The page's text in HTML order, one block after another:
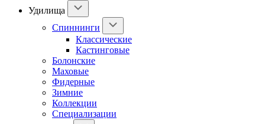
Удилища
Спиннинги
Классические
Кастинговые
Болонские
Маховые
Фидерные
Зимние
Коллекции
Специализации